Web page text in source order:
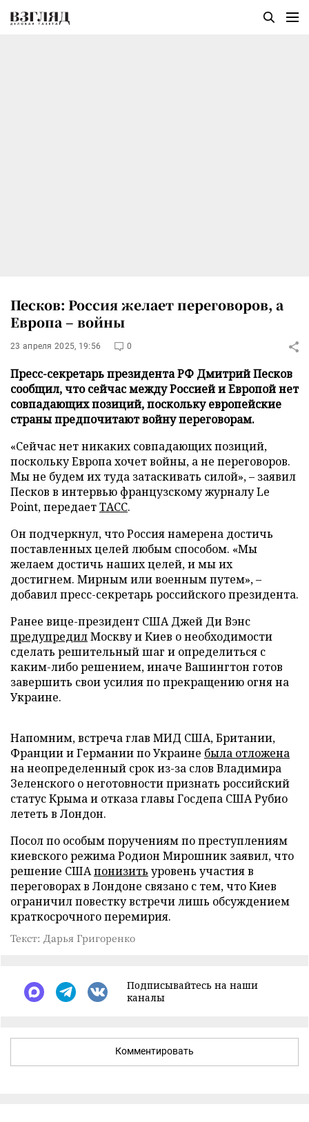
Песков: Россия желает переговоров, а
Европа – войны
23 апреля 2025, 19:56 0
Пресс-секретарь президента РФ Дмитрий Песков
сообщил, что сейчас между Россией и Европой нет
совпадающих позиций, поскольку европейские
страны предпочитают войну переговорам.
«Сейчас нет никаких совпадающих позиций,
поскольку Европа хочет войны, а не переговоров.
Мы не будем их туда затаскивать силой», – заявил
Песков в интервью французскому журналу Le
Point, передаетТАСС.
Он подчеркнул, что Россия намерена достичь
поставленных целей любым способом. «Мы
желаем достичь наших целей, и мы их
достигнем. Мирным или военным путем», –
добавил пресс-секретарь российского президента.
Ранее вице-президент США Джей Ди Вэнс
предупредилМоскву и Киев о необходимости
сделать решительный шаг и определиться с
каким-либо решением, иначе Вашингтон готов
завершить свои усилия по прекращению огня на
Украине.
Напомним, встреча глав МИД США, Британии,
Франции и Германии по Украине была отложена
на неопределенный срок из-за слов Владимира
Зеленского о неготовности признать российский
статус Крыма и отказа главы Госдепа США Рубио
лететь в Лондон.
Посол по особым поручениям по преступлениям
киевского режима Родион Мирошник заявил, что
решение СШАпонизить уровень участия в
переговорах в Лондоне связано с тем, что Киев
ограничил повестку встречи лишь обсуждением
краткосрочного перемирия.
Текст: Дарья Григоренко
Подписывайтесь на наши
каналы
Комментировать